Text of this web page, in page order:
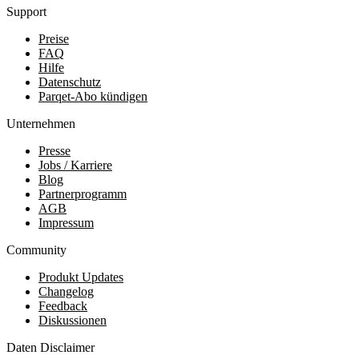
Support
Preise
FAQ
Hilfe
Datenschutz
Parqet-Abo kündigen
Unternehmen
Presse
Jobs / Karriere
Blog
Partnerprogramm
AGB
Impressum
Community
Produkt Updates
Changelog
Feedback
Diskussionen
Daten Disclaimer